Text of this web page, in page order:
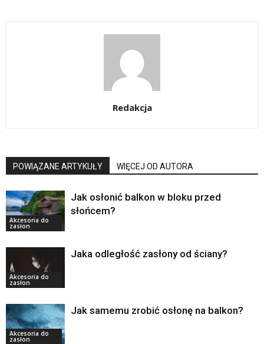
Redakcja
POWIĄZANE ARTYKUŁY WIĘCEJ OD AUTORA
Akcesoria do
zasłon
Jak osłonić balkon w bloku przed
słońcem?
Akcesoria do
zasłon
Jaka odległość zasłony od ściany?
Akcesoria do
zasłon
Jak samemu zrobić osłonę na balkon?